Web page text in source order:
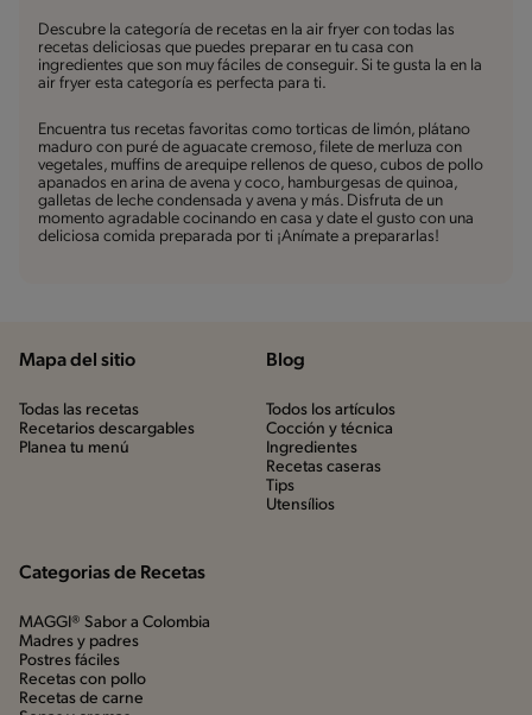
Descubre la categoría de recetas en la air fryer con todas las
recetas deliciosas que puedes preparar en tu casa con
ingredientes que son muy fáciles de conseguir. Si te gusta la en la
air fryer esta categoría es perfecta para ti.
Encuentra tus recetas favoritas como torticas de limón, plátano
maduro con puré de aguacate cremoso, filete de merluza con
vegetales, muffins de arequipe rellenos de queso, cubos de pollo
apanados en arina de avena y coco, hamburgesas de quinoa,
galletas de leche condensada y avena y más. Disfruta de un
momento agradable cocinando en casa y date el gusto con una
deliciosa comida preparada por ti ¡Anímate a prepararlas!
Mapa del sitio
Todas las recetas
Recetarios descargables
Planea tu menú
Blog
Todos los artículos
Cocción y técnica
Ingredientes
Recetas caseras
Tips
Utensílios
Categorias de Recetas
MAGGI® Sabor a Colombia
Madres y padres
Postres fáciles
Recetas con pollo
Recetas de carne